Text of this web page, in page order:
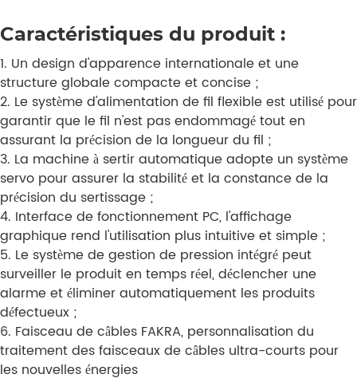
Caractéristiques du produit :
1. Un design d'apparence internationale et une
structure globale compacte et concise ;
2. Le système d'alimentation de fil flexible est utilisé pour
garantir que le fil n'est pas endommagé tout en
assurant la précision de la longueur du fil ;
3. La machine à sertir automatique adopte un système
servo pour assurer la stabilité et la constance de la
précision du sertissage ;
4. Interface de fonctionnement PC, l'affichage
graphique rend l'utilisation plus intuitive et simple ;
5. Le système de gestion de pression intégré peut
surveiller le produit en temps réel, déclencher une
alarme et éliminer automatiquement les produits
défectueux ;
6. Faisceau de câbles FAKRA, personnalisation du
traitement des faisceaux de câbles ultra-courts pour
les nouvelles énergies